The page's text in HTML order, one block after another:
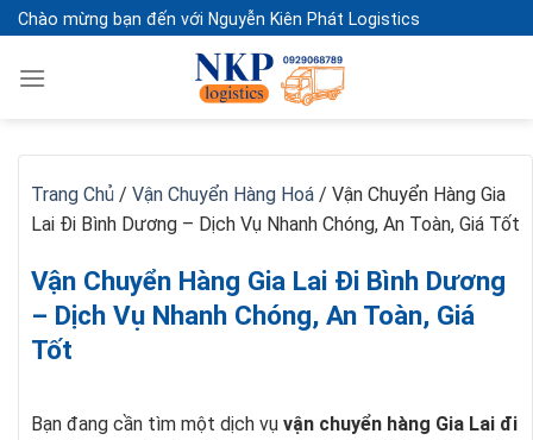
Skip
to
content
Chào mừng bạn đến với Nguyễn Kiên Phát Logistics
Trang Chủ / Vận Chuyển Hàng Hoá / Vận Chuyển Hàng Gia
Lai Đi Bình Dương – Dịch Vụ Nhanh Chóng, An Toàn, Giá Tốt
Vận Chuyển Hàng Gia Lai Đi Bình Dương
– Dịch Vụ Nhanh Chóng, An Toàn, Giá
Tốt
Bạn đang cần tìm một dịch vụ vận chuyển hàng Gia Lai đi